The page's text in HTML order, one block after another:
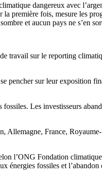
dangereux avec
première fois, mesure les
et aucun pays ne s’en
travail sur le reporting
sur leur exposition
Les investisseurs
Allemagne, France,
l’ONG Fondation
énergies fossiles et